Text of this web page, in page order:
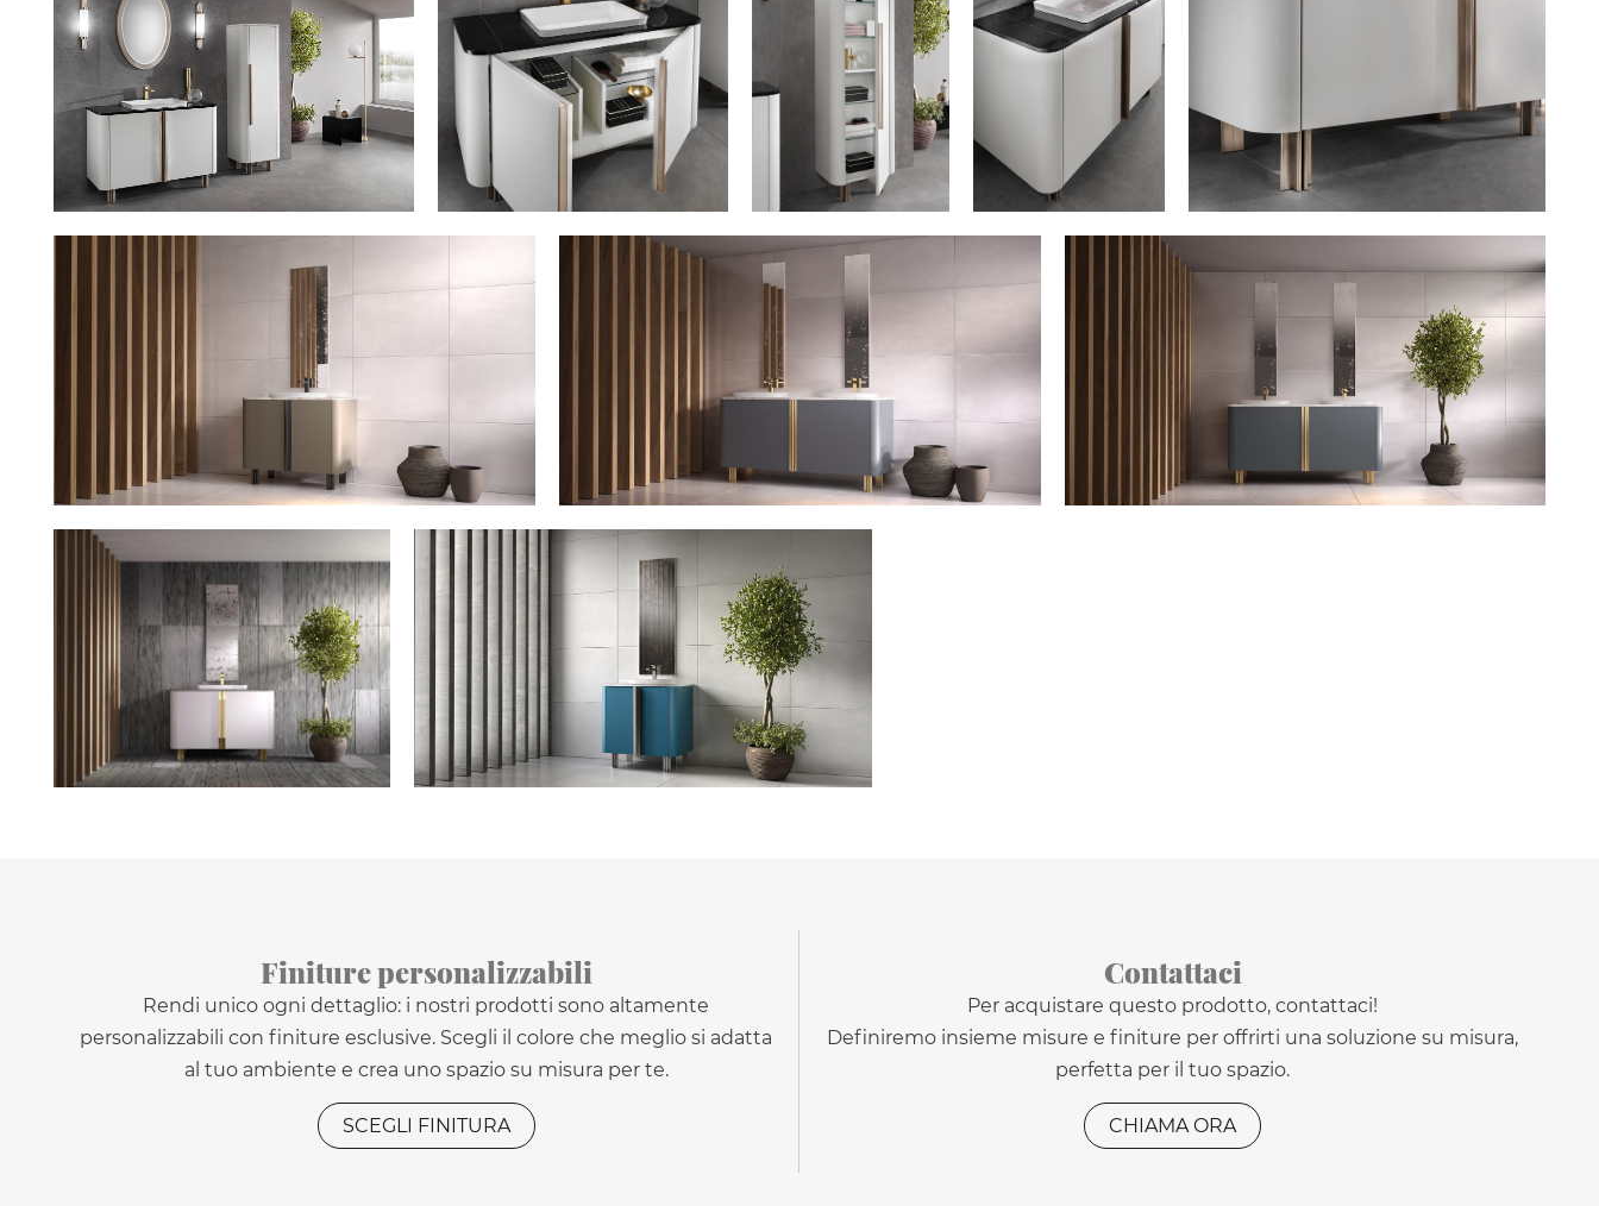
Finiture personalizzabili
Rendi unico ogni dettaglio: i nostri prodotti sono altamente
personalizzabili con finiture esclusive. Scegli il colore che meglio si adatta
al tuo ambiente e crea uno spazio su misura per te.
SCEGLI FINITURA
Contattaci
Per acquistare questo prodotto, contattaci!
Definiremo insieme misure e finiture per offrirti una soluzione su misura,
perfetta per il tuo spazio.
CHIAMA ORA